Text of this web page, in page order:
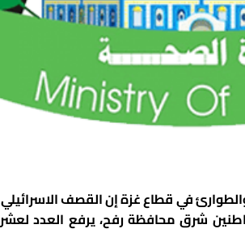
في قطاع غزة إن القصف
شرق محافظة رفح، يرفع العدد